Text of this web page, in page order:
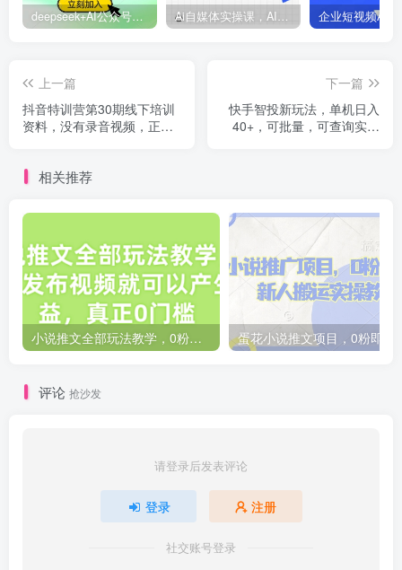
deepseek+AI公众号自动挣钱，轻松月入过W，手机电脑都可做 Ai自媒体实操课，AI打造自媒体爆款内容
上一篇
抖音特训营第30期线下培训
资料，没有录音视频，正版
下一篇
快手智投新玩法，单机日入
40+，可批量，可查询实时
相关推荐
小说推文全部玩法教学，0粉丝发布视频就可以产生收益，真正0门槛
评论 抢沙发
请登录后发表评论
登录 注册
社交账号登录